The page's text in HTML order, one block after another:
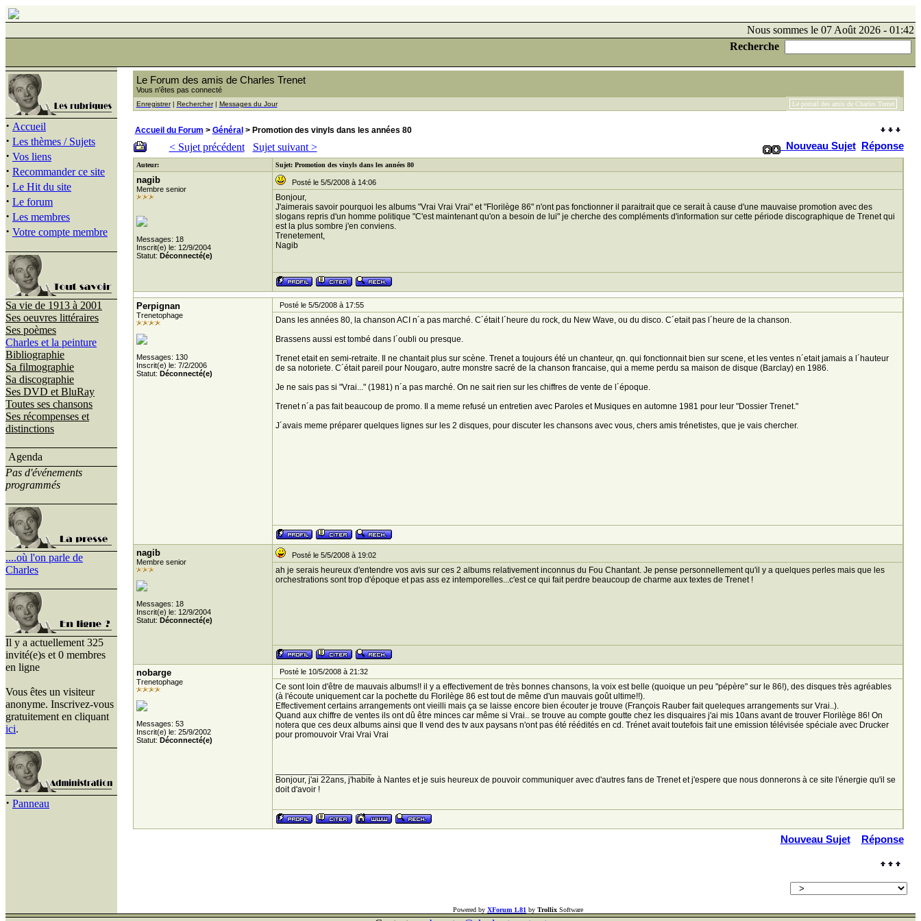
Nous sommes le 07 Août 2026 - 01:42
Recherche
· Accueil
· Les thèmes / Sujets
· Vos liens
· Recommander ce site
· Le Hit du site
· Le forum
· Les membres
· Votre compte membre
Sa vie de 1913 à 2001
Ses oeuvres littéraires
Ses poèmes
Charles et la peinture
Bibliographie
Sa filmographie
Sa discographie
Ses DVD et BluRay
Toutes ses chansons
Ses récompenses et
distinctions
Agenda
Pas d'événements
programmés
....où l'on parle de
Charles
Il y a actuellement 325
invité(e)s et 0 membres
en ligne
Vous êtes un visiteur
anonyme. Inscrivez-vous
gratuitement en cliquant
ici.
· Panneau
Le Forum des amis de Charles Trenet
Vous n'êtes pas connecté
Enregistrer| Rechercher| Messages du Jour Le portail des amis de Charles Trenet
Accueil du Forum > Général > Promotion des vinyls dans les années 80
< Sujet précédent Sujet suivant > Nouveau Sujet Réponse
Auteur: Sujet: Promotion des vinyls dans les années 80
nagib
Membre senior
Messages: 18
Inscrit(e) le: 12/9/2004
Statut: Déconnecté(e)
Posté le 5/5/2008 à 14:06
Bonjour,
J'aimerais savoir pourquoi les albums "Vrai Vrai Vrai" et "Florilège 86" n'ont pas fonctionner il paraitrait que ce serait à cause d'une mauvaise promotion avec des
slogans repris d'un homme politique "C'est maintenant qu'on a besoin de lui" je cherche des compléments d'information sur cette période discographique de Trenet qui
est la plus sombre j'en conviens.
Trenetement,
Nagib
Perpignan
Trenetophage
Messages: 130
Inscrit(e) le: 7/2/2006
Statut: Déconnecté(e)
Posté le 5/5/2008 à 17:55
Dans les années 80, la chanson ACI n´a pas marché. C´était l´heure du rock, du New Wave, ou du disco. C´etait pas l´heure de la chanson.
Brassens aussi est tombé dans l´oubli ou presque.
Trenet etait en semi-retraite. Il ne chantait plus sur scène. Trenet a toujours été un chanteur, qn. qui fonctionnait bien sur scene, et les ventes n´etait jamais a l´hauteur
de sa notoriete. C´était pareil pour Nougaro, autre monstre sacré de la chanson francaise, qui a meme perdu sa maison de disque (Barclay) en 1986.
Je ne sais pas si "Vrai..." (1981) n´a pas marché. On ne sait rien sur les chiffres de vente de l´époque.
Trenet n´a pas fait beaucoup de promo. Il a meme refusé un entretien avec Paroles et Musiques en automne 1981 pour leur "Dossier Trenet."
J´avais meme préparer quelques lignes sur les 2 disques, pour discuter les chansons avec vous, chers amis trénetistes, que je vais chercher.
nagib
Membre senior
Messages: 18
Inscrit(e) le: 12/9/2004
Statut: Déconnecté(e)
Posté le 5/5/2008 à 19:02
ah je serais heureux d'entendre vos avis sur ces 2 albums relativement inconnus du Fou Chantant. Je pense personnellement qu'il y a quelques perles mais que les
orchestrations sont trop d'époque et pas ass ez intemporelles...c'est ce qui fait perdre beaucoup de charme aux textes de Trenet !
nobarge
Trenetophage
Messages: 53
Inscrit(e) le: 25/9/2002
Statut: Déconnecté(e)
Posté le 10/5/2008 à 21:32
Ce sont loin d'être de mauvais albums!! il y a effectivement de très bonnes chansons, la voix est belle (quoique un peu "pépère" sur le 86!), des disques très agréables
(à l'écoute uniquement car la pochette du Florilège 86 est tout de même d'un mauvais goût ultime!!).
Effectivement certains arrangements ont vieilli mais ça se laisse encore bien écouter je trouve (François Rauber fait queleques arrangements sur Vrai..).
Quand aux chiffre de ventes ils ont dû être minces car même si Vrai.. se trouve au compte goutte chez les disquaires j'ai mis 10ans avant de trouver Florilège 86! On
notera que ces deux albums ainsi que Il vend des tv aux paysans n'ont pas été réédités en cd. Trénet avait toutefois fait une emission télévisée spéciale avec Drucker
pour promouvoir Vrai Vrai Vrai
Bonjour, j'ai 22ans, j'habite à Nantes et je suis heureux de pouvoir communiquer avec d'autres fans de Trenet et j'espere que nous donnerons à ce site l'énergie qu'il se
doit d'avoir !
Nouveau Sujet Réponse
Powered by XForum 1.81 by Trollix Software